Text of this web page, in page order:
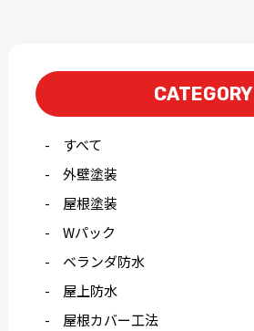
CATEGORY
すべて
外壁塗装
屋根塗装
Wパック
ベランダ防水
屋上防水
屋根カバー工法